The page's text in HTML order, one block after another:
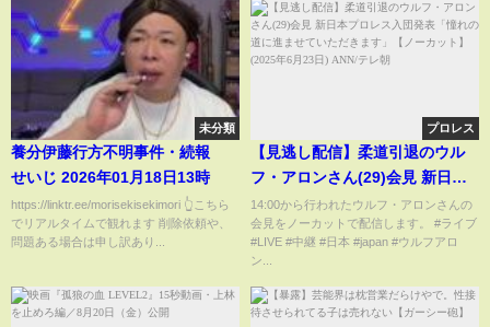
未分類
養分伊藤行方不明事件・続報
せいじ 2026年01月18日13時
https://linktr.ee/morisekisekimori 👆こちら
でリアルタイムで観れます 削除依頼や、
問題ある場合は申し訳あり...
プロレス
【見逃し配信】柔道引退のウル
フ・アロンさん(29)会見 新日本
プロレス入団発表「憧れの道に
進ませていただきます」【ノー
カット】(2025年6月23日) ANN/
14:00から行われたウルフ・アロンさんの
会見をノーカットで配信します。 #ライブ
#LIVE #中継 #日本 #japan #ウルフアロ
ン...